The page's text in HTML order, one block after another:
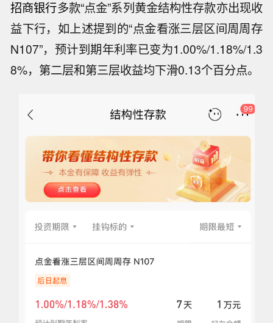
招商银行多款“点金”系列黄金结构性存款亦出现收
益下行，如上述提到的“点金看涨三层区间周周存
N107”，预计到期年利率已变为1.00%/1.18%/1.3
8%，第二层和第三层收益均下滑0.13个百分点。